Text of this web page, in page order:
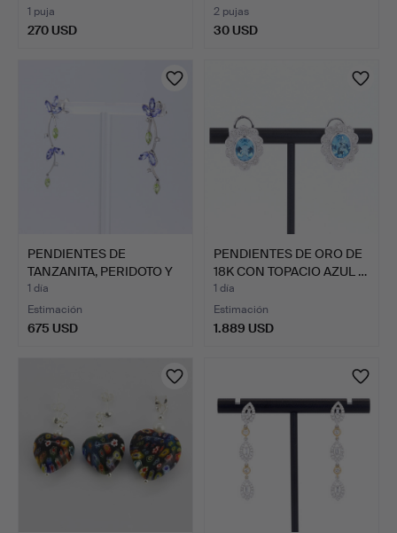
1 puja
270 USD
2 pujas
30 USD
PENDIENTES DE
TANZANITA, PERIDOTO Y
DIAMAN…
1 día
Estimación
675 USD
PENDIENTES DE ORO DE
18K CON TOPACIO AZUL …
1 día
Estimación
1.889 USD